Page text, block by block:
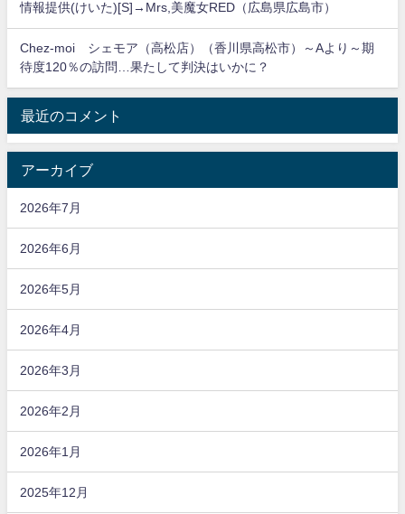
情報提供(けいた)[S]→Mrs,美魔女RED（広島県広島市）
Chez-moi シェモア（高松店）（香川県高松市）～Aより～期
待度120％の訪問…果たして判決はいかに？
最近のコメント
アーカイブ
2026年7月
2026年6月
2026年5月
2026年4月
2026年3月
2026年2月
2026年1月
2025年12月